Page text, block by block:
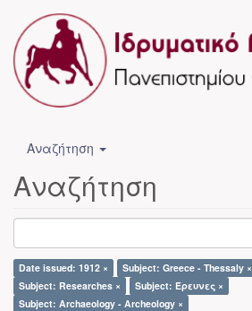
Αναζήτηση
Αναζήτηση
Date issued: 1912 × Subject: Greece - Thessaly ×
Subject: Researches ×
Subject: Έρευνες ×
Subject: Archaeology - Archeology ×